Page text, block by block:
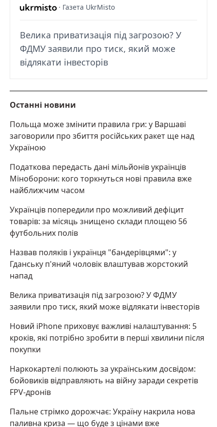
· Газета UkrMisto
Велика приватизація під загрозою? У
ФДМУ заявили про тиск, який може
відлякати інвесторів
Останні новини
Польща може змінити правила гри: у Варшаві
заговорили про збиття російських ракет ще над
Україною
Податкова передасть дані мільйонів українців
Міноборони: кого торкнуться нові правила вже
найближчим часом
Українців попередили про можливий дефіцит
товарів: за місяць знищено склади площею 56
футбольних полів
Назвав поляків і українця "бандерівцями": у
Гданську п'яний чоловік влаштував жорстокий
напад
Велика приватизація під загрозою? У ФДМУ
заявили про тиск, який може відлякати інвесторів
Новий iPhone приховує важливі налаштування: 5
кроків, які потрібно зробити в перші хвилини після
покупки
Наркокартелі полюють за українським досвідом:
бойовиків відправляють на війну заради секретів
FPV-дронів
Пальне стрімко дорожчає: Україну накрила нова
паливна криза — що буде з цінами вже